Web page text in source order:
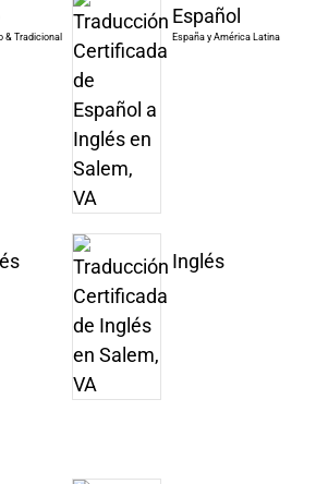
& Tradicional
Español
España y América Latina
Inglés